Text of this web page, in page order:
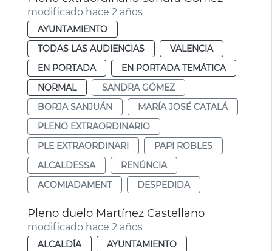
modificado hace 2 años
AYUNTAMIENTO
TODAS LAS AUDIENCIAS
VALENCIA
EN PORTADA
EN PORTADA TEMÁTICA
NORMAL
SANDRA GÓMEZ
BORJA SANJUÁN
MARÍA JOSÉ CATALÁ
PLENO EXTRAORDINARIO
PLE EXTRAORDINARI
PAPI ROBLES
ALCALDESSA
RENÚNCIA
ACOMIADAMENT
DESPEDIDA
Pleno duelo Martínez Castellano
modificado hace 2 años
ALCALDÍA
AYUNTAMIENTO